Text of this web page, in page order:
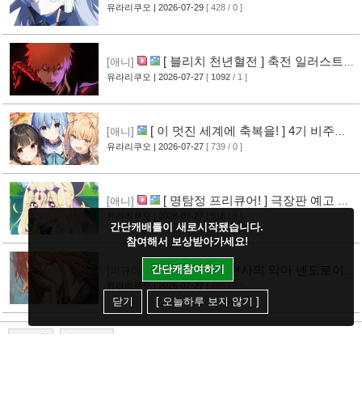
공개 [10]
유라리쿠오 | 2026-07-29 [ 428 / 0 ]
[애니]
[ 블리치 천년혈전 ] 축전 일러스트 &
오프닝 영상 공개
[14]
유라리쿠오 | 2026-07-27 [ 1092 / 1 ]
[애니]
[ 이 멋진 세계에 축복을! ] 4기 비주얼
그림 공개
[14]
유라리쿠오 | 2026-07-27 [ 739 / 0 ]
[애니]
[ 명탐정 프리큐어! ] 극장판 예고 영
[ 체인소 맨 ] 천사의 악마 넨도로이드
[11]
간단캐배틀이 새로시작됐습니다.
참여해서 보상받아가세요!
간단캐참여하기
닫기 [ 오늘하루 보지 않기 ]